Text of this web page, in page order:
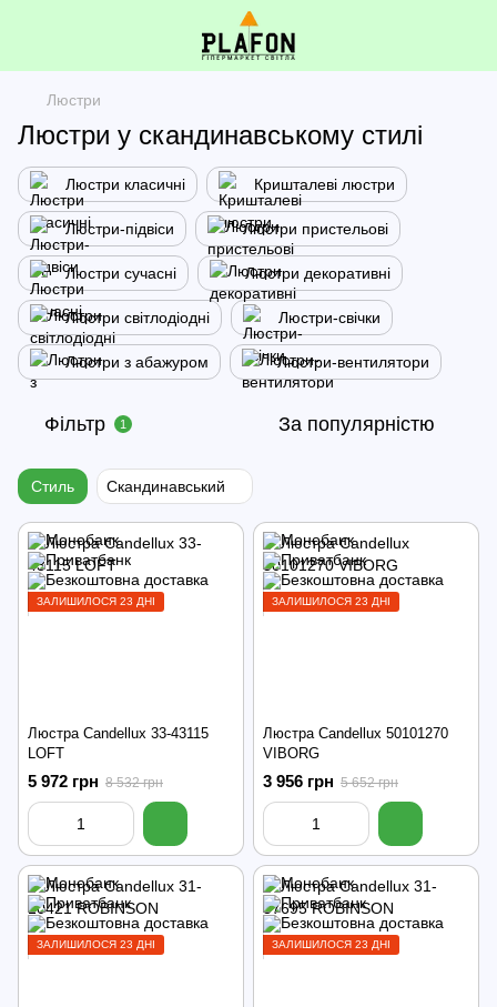
Люстри
Люстри у скандинавському стилі
Люстри класичні Кришталеві люстри
Люстри-підвіси Люстри пристельові
Люстри сучасні Люстри декоративні
Люстри світлодіодні Люстри-свічки
Люстри з абажуром Люстри-вентилятори
Фільтр 1 За популярністю
Стиль Скандинавський
ЗАЛИШИЛОСЯ 23 ДНІ
Люстра Candellux 33-43115
LOFT
5 972 грн 8 532 грн
ЗАЛИШИЛОСЯ 23 ДНІ
Люстра Candellux 50101270
VIBORG
3 956 грн 5 652 грн
ЗАЛИШИЛОСЯ 23 ДНІ ЗАЛИШИЛОСЯ 23 ДНІ